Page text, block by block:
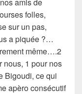
folles,
sur un pas,
a piquée ?…
même….2
nous, 1 pour nos
Bigoudi, ce qui
apèro consécutif